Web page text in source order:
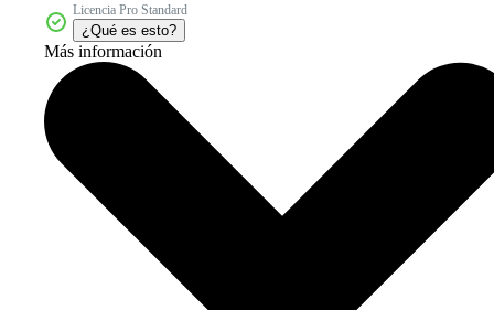
Licencia Pro Standard
¿Qué es esto?
Más información